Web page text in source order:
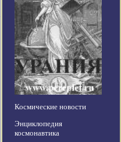
Космические новости
Энциклопедия
космонавтика